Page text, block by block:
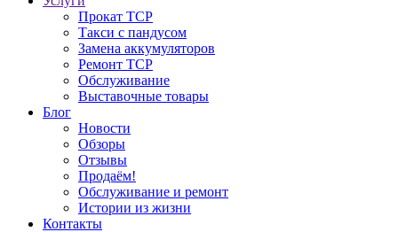
Прокат ТСР
Такси с пандусом
Замена аккумуляторов
Ремонт ТСР
Обслуживание
Выставочные товары
Блог
Новости
Обзоры
Отзывы
Продаём!
Обслуживание и ремонт
Истории из жизни
Контакты